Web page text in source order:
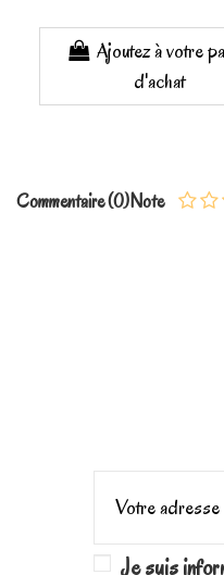
Ajoutez à votre
d'achat
Note
Commentaire (0)
Je suis